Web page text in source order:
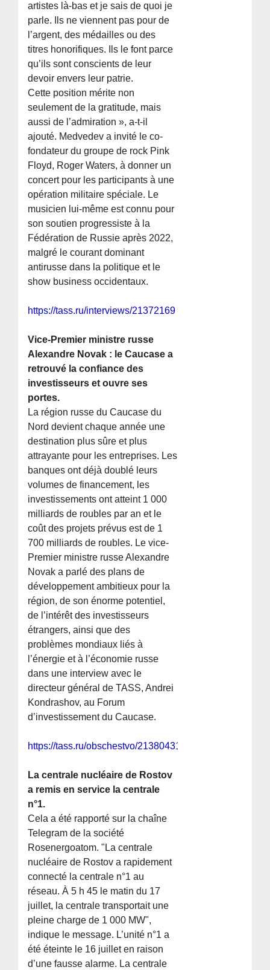
artistes là-bas et je sais de quoi je
parle. Ils ne viennent pas pour de
l’argent, des médailles ou des
titres honorifiques. Ils le font parce
qu’ils sont conscients de leur
devoir envers leur patrie.
Cette position mérite non
seulement de la gratitude, mais
aussi de l’admiration », a-t-il
ajouté. Medvedev a invité le co-
fondateur du groupe de rock Pink
Floyd, Roger Waters, à donner un
concert pour les participants à une
opération militaire spéciale. Le
musicien lui-même est connu pour
son soutien progressiste à la
Fédération de Russie après 2022,
malgré le courant dominant
antirusse dans la politique et le
show business occidentaux.
https://tass.ru/interviews/21372169
Vice-Premier ministre russe
Alexandre Novak : le Caucase a
retrouvé la confiance des
investisseurs et ouvre ses
portes.
La région russe du Caucase du
Nord devient chaque année une
destination plus sûre et plus
attrayante pour les entreprises. Les
banques ont déjà doublé leurs
volumes de financement, les
investissements ont atteint 1 000
milliards de roubles par an et le
coût des projets prévus est de 1
700 milliards de roubles. Le vice-
Premier ministre russe Alexandre
Novak a parlé des plans de
développement ambitieux pour la
région, de son énorme potentiel,
de l’intérêt des investisseurs
étrangers, ainsi que des
problèmes mondiaux liés à
l’énergie et à l’économie russe
dans une interview avec le
directeur général de TASS, Andrei
Kondrashov, au Forum
d’investissement du Caucase.
https://tass.ru/obschestvo/21380431
La centrale nucléaire de Rostov
a remis en service la centrale
n°1.
Cela a été rapporté sur la chaîne
Telegram de la société
Rosenergoatom. "La centrale
nucléaire de Rostov a rapidement
connecté la centrale n°1 au
réseau. À 5 h 45 le matin du 17
juillet, la centrale transportait une
pleine charge de 1 000 MW",
indique le message. L’unité n°1 a
été éteinte le 16 juillet en raison
d’une fausse alarme. La centrale